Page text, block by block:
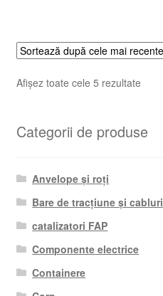
Afișez toate cele 5 rezultateSortat
mai
Categorii de produse
Anvelope și roți
Bare de tracțiune și cabluri
catalizatori FAP
Componente electrice
Containere